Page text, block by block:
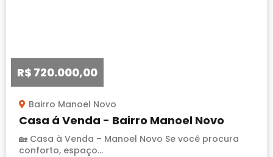
R$ 720.000,00
Bairro Manoel Novo
Casa á Venda - Bairro Manoel Novo
🏡 Casa à Venda – Manoel Novo Se você procura
conforto, espaço...